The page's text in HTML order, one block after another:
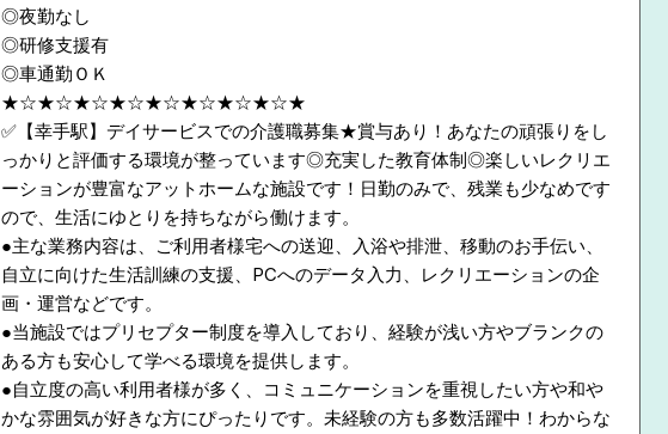
◎夜勤なし
◎研修支援有
◎車通勤ＯＫ
★☆★☆★☆★☆★☆★☆★☆★☆★
✅【幸手駅】デイサービスでの介護職募集★賞与あり！あなたの頑張りをし
っかりと評価する環境が整っています◎充実した教育体制◎楽しいレクリエ
ーションが豊富なアットホームな施設です！日勤のみで、残業も少なめです
ので、生活にゆとりを持ちながら働けます。
●主な業務内容は、ご利用者様宅への送迎、入浴や排泄、移動のお手伝い、
自立に向けた生活訓練の支援、PCへのデータ入力、レクリエーションの企
画・運営などです。
●当施設ではプリセプター制度を導入しており、経験が浅い方やブランクの
ある方も安心して学べる環境を提供します。
●自立度の高い利用者様が多く、コミュニケーションを重視したい方や和や
かな雰囲気が好きな方にぴったりです。未経験の方も多数活躍中！わからな